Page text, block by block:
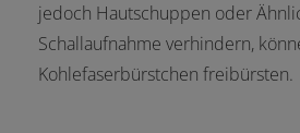
jedoch Hautschuppen oder
Schallaufnahme verhindern,
Kohlefaserbürstchen freibürsten.